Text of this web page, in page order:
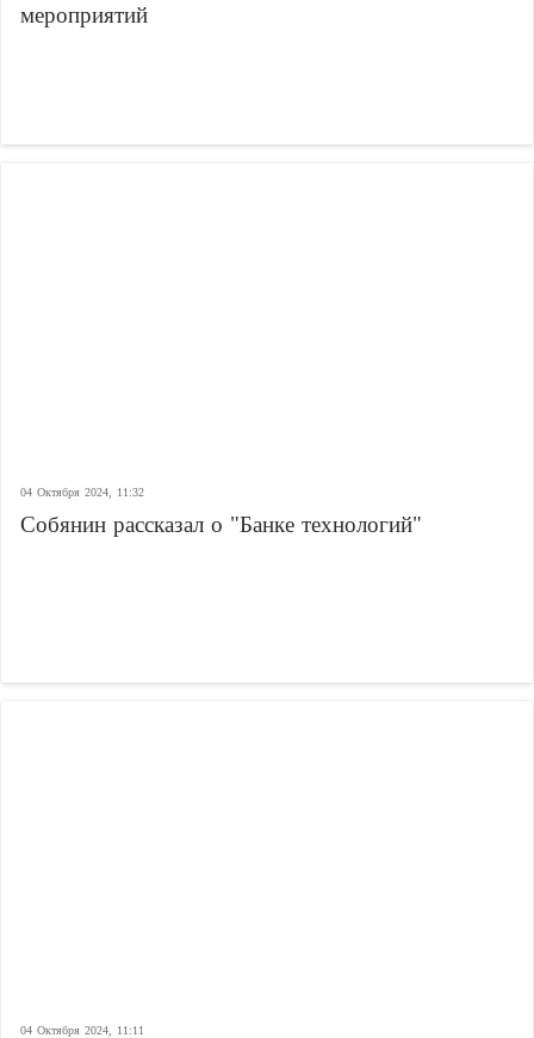
мероприятий
04 Октября 2024, 11:32
Собянин рассказал о "Банке технологий"
04 Октября 2024, 11:11